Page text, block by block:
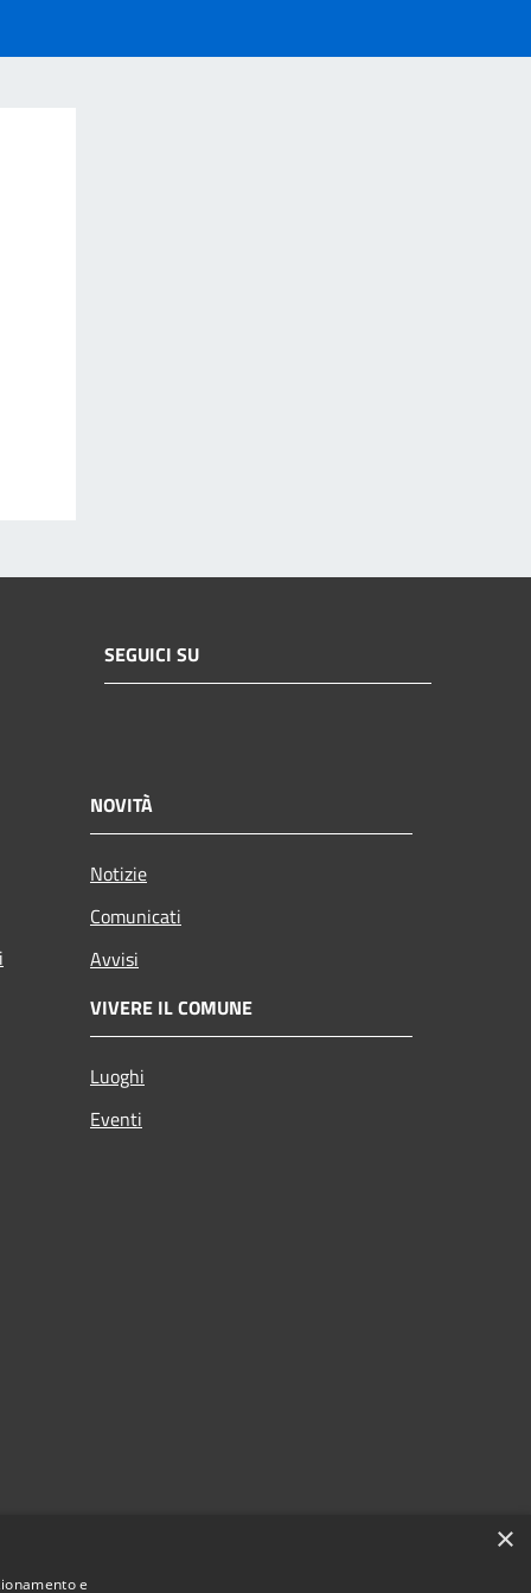
SEGUICI SU
NOVITÀ
Notizie
Comunicati
Avvisi
VIVERE IL COMUNE
Luoghi
Eventi
×
e